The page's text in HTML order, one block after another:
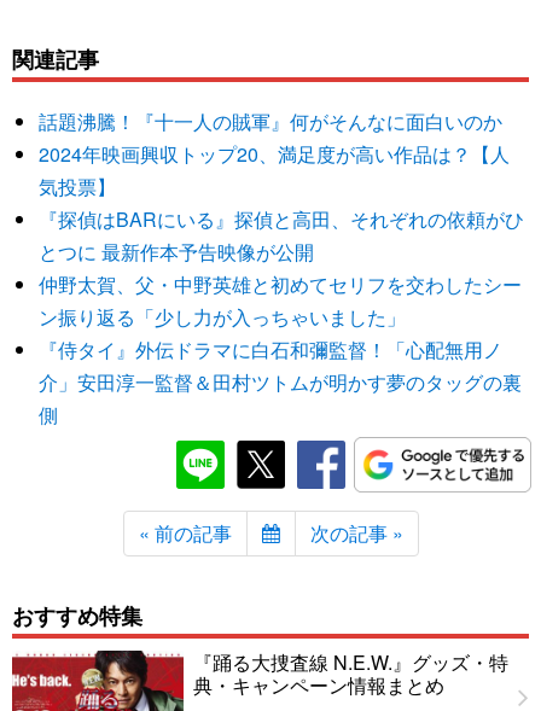
関連記事
話題沸騰！『十一人の賊軍』何がそんなに面白いのか
2024年映画興収トップ20、満足度が高い作品は？【人
気投票】
『探偵はBARにいる』探偵と高田、それぞれの依頼がひ
とつに 最新作本予告映像が公開
仲野太賀、父・中野英雄と初めてセリフを交わしたシー
ン振り返る「少し力が入っちゃいました」
『侍タイ』外伝ドラマに白石和彌監督！「心配無用ノ
介」安田淳一監督＆田村ツトムが明かす夢のタッグの裏
側
« 前の記事 次の記事 »
おすすめ特集
『踊る大捜査線 N.E.W.』グッズ・特
典・キャンペーン情報まとめ